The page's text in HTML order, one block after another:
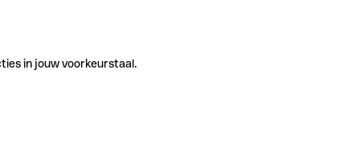
in jouw voorkeurstaal.